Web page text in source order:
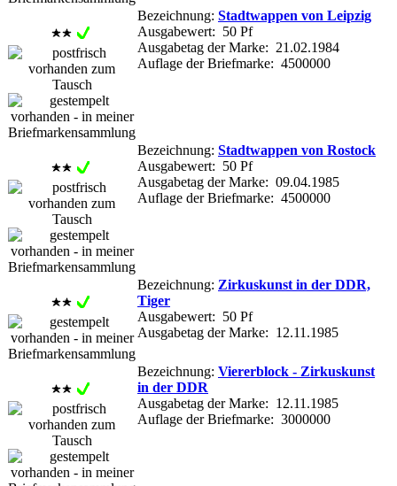
Bezeichnung: Stadtwappen von Leipzig
Ausgabewert: 50 Pf
Ausgabetag der Marke: 21.02.1984
Auflage der Briefmarke: 4500000
Bezeichnung: Stadtwappen von Rostock
Ausgabewert: 50 Pf
Ausgabetag der Marke: 09.04.1985
Auflage der Briefmarke: 4500000
Bezeichnung: Zirkuskunst in der DDR,
Tiger
Ausgabewert: 50 Pf
Ausgabetag der Marke: 12.11.1985
Bezeichnung: Viererblock - Zirkuskunst
in der DDR
Ausgabetag der Marke: 12.11.1985
Auflage der Briefmarke: 3000000